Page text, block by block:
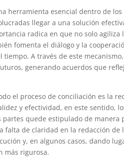
herramienta esencial dentro de
llegar a una solución
radica en que no solo
fomenta el diálogo y la
tiempo. A través de este
generando acuerdos que
el proceso de conciliación es la
y efectividad, en este sentido,
quede estipulado de
falta de claridad en la redacción
y, en algunos casos, dando
más rigurosa.